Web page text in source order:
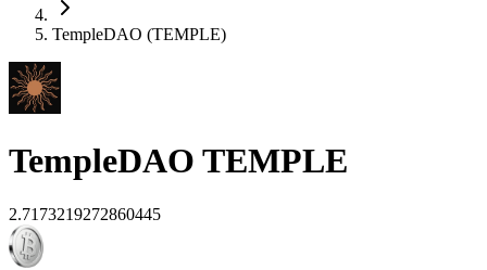
TempleDAO (TEMPLE)
TempleDAO TEMPLE
2.7173219272860445